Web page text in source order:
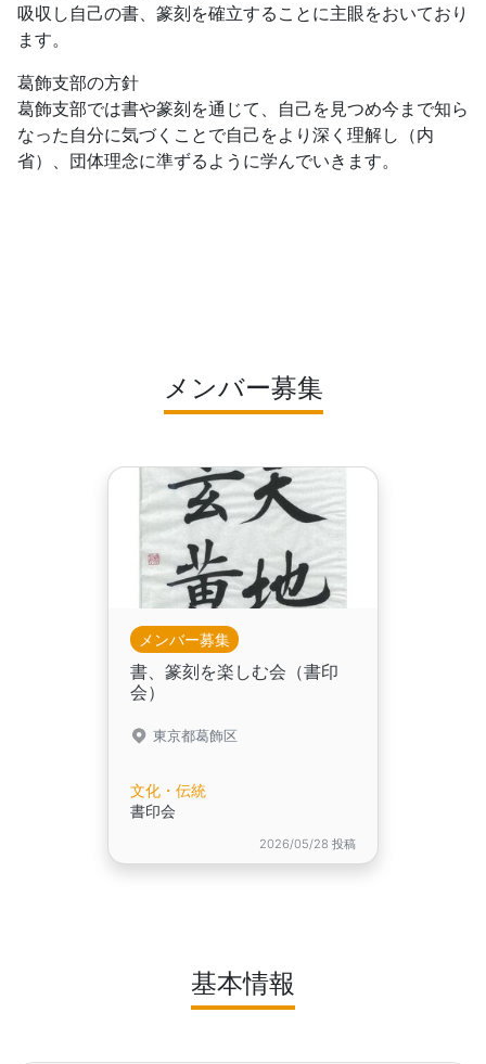
吸収し自己の書、篆刻を確立することに主眼をおいており
ます。
葛飾支部の方針
葛飾支部では書や篆刻を通じて、自己を見つめ今まで知ら
なった自分に気づくことで自己をより深く理解し（内
省）、団体理念に準ずるように学んでいきます。
メンバー募集
メンバー募集
書、篆刻を楽しむ会（書印
会）
東京都葛飾区
文化・伝統
書印会
2026/05/28 投稿
基本情報